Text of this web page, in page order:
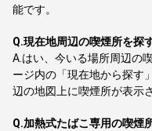
能です。
Q.現在地周辺の喫煙所を探
A. はい、今いる場所周辺の
ージ内の「現在地から探す
辺の地図上に喫煙所が表示
Q.加熱式たばこ専用の喫煙